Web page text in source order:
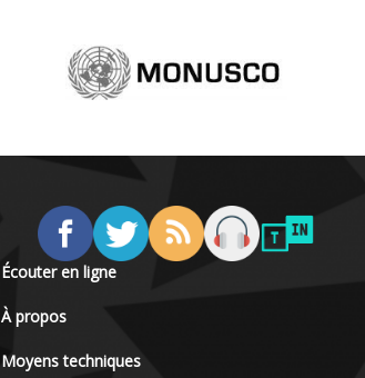
Écouter en ligne
À propos
Moyens techniques